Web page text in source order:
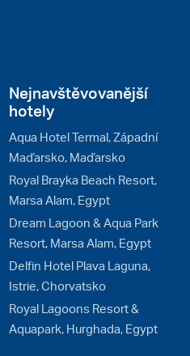
Nejnavštěvovanější
hotely
Aqua Hotel Termal, Západní
Maďarsko, Maďarsko
Royal Brayka Beach Resort,
Marsa Alam, Egypt
Dream Lagoon & Aqua Park
Resort, Marsa Alam, Egypt
Delfin Hotel Plava Laguna,
Istrie, Chorvatsko
Royal Lagoons Resort &
Aquapark, Hurghada, Egypt